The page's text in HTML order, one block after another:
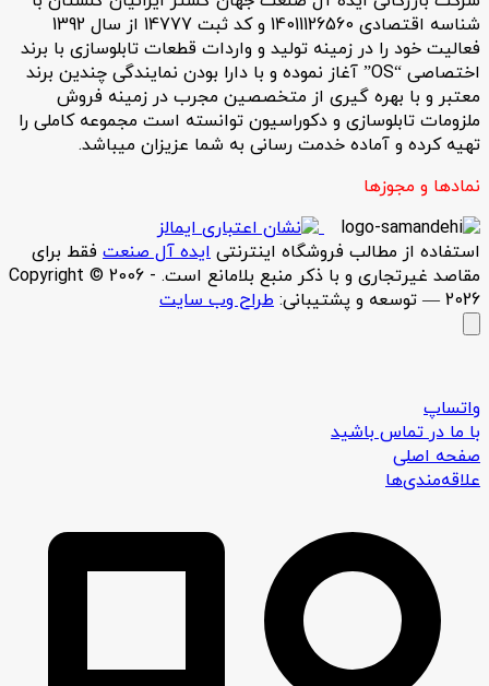
شناسه اقتصادی 14011126560 و کد ثبت 14777 از سال 1392
فعالیت خود را در زمینه تولید و واردات قطعات تابلوسازی با برند
اختصاصی “OS” آغاز نموده و با دارا بودن نمایندگی چندین برند
معتبر و با بهره گیری از متخصصین مجرب در زمینه فروش
ملزومات تابلوسازی و دکوراسیون توانسته است مجموعه کاملی را
تهیه کرده و آماده خدمت رسانی به شما عزیزان میباشد.
نمادها و مجوزها
استفاده از مطالب فروشگاه اینترنتی ایده آل صنعت فقط برای
مقاصد غیرتجاری و با ذکر منبع بلامانع است. Copyright © 2006 -
2026 — توسعه و پشتیبانی:
طراح وب سایت
واتساپ
با ما در تماس باشید
صفحه اصلی
علاقه‌مندی‌ها